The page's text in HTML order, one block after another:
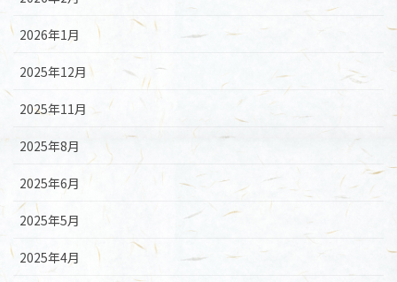
2026年1月
2025年12月
2025年11月
2025年8月
2025年6月
2025年5月
2025年4月